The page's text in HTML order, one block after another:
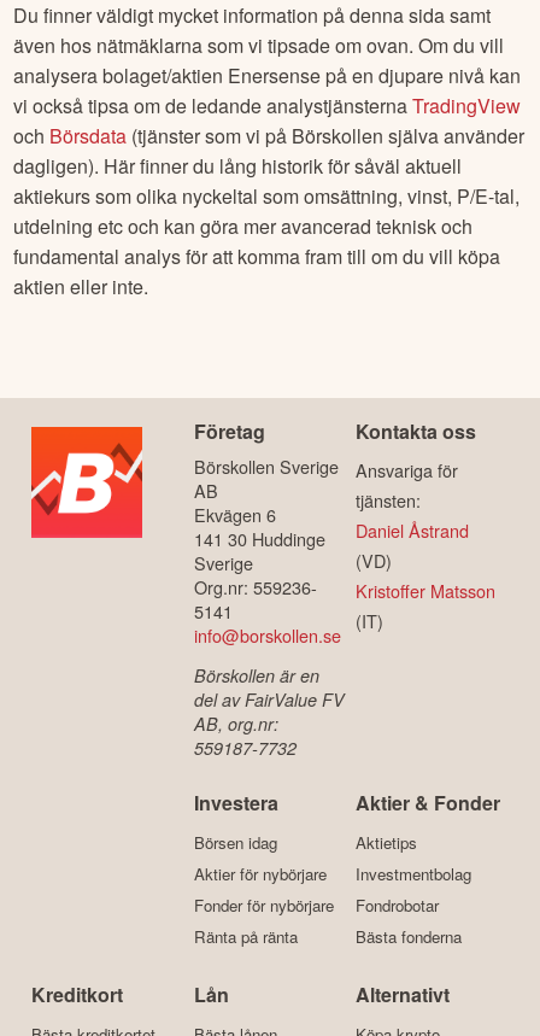
Du finner väldigt mycket information på denna sida samt
även hos nätmäklarna som vi tipsade om ovan. Om du vill
analysera bolaget/aktien Enersense på en djupare nivå kan
vi också tipsa om de ledande analystjänsternaTradingView
och Börsdata (tjänster som vi på Börskollen själva använder
dagligen). Här finner du lång historik för såväl aktuell
aktiekurs som olika nyckeltal som omsättning, vinst, P/E-tal,
utdelning etc och kan göra mer avancerad teknisk och
fundamental analys för att komma fram till om du vill köpa
aktien eller inte.
Företag
Börskollen Sverige
AB
Ekvägen 6
141 30 Huddinge
Sverige
Org.nr: 559236-
5141
info@borskollen.se
Börskollen är en
del av FairValue FV
AB, org.nr:
559187-7732
Kontakta oss
Ansvariga för
tjänsten:
Daniel Åstrand
(VD)
Kristoffer Matsson
(IT)
Investera
Börsen idag
Aktier för nybörjare
Fonder för nybörjare
Ränta på ränta
Aktier & Fonder
Aktietips
Investmentbolag
Fondrobotar
Bästa fonderna
Kreditkort Lån Alternativt